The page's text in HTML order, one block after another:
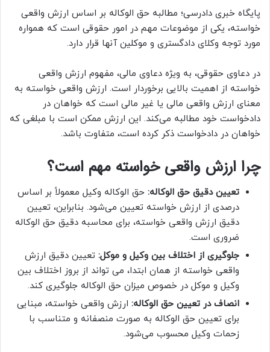
پایگاه خبری دادرسی؛ مطالبه حق الوکاله بر اساس ارزش واقعی
خواسته، یکی از موضوعات مهم در امور حقوقی است که همواره
مورد توجه وکلای دادگستری و موکلین آنها قرار دارد.
در دعاوی حقوقی، به ویژه دعاوی مالی، مفهوم ارزش واقعی
خواسته از اهمیت بالایی برخوردار است. ارزش واقعی خواسته به
معنای ارزش واقعی مالی یا غیر مالی است که خواهان در
دادخواست خود مطالبه می‌کند. این ارزش ممکن است با مبلغی که
خواهان در دادخواست ذکر کرده است، متفاوت باشد.
چرا ارزش واقعی خواسته مهم است؟
تعیین دقیق حق الوکاله: حق الوکاله وکیل معمولاً بر اساس
درصدی از ارزش خواسته تعیین می‌شود. بنابراین، تعیین
دقیق ارزش واقعی خواسته، برای محاسبه دقیق حق الوکاله
ضروری است.
جلوگیری از اختلاف بین وکیل و موکل: تعیین دقیق ارزش
واقعی خواسته از همان ابتدا، می تواند از بروز اختلاف بین
وکیل و موکل در خصوص میزان حق الوکاله جلوگیری کند.
انصاف در تعیین حق الوکاله: ارزش واقعی خواسته، مبنایی
برای تعیین حق الوکاله به صورت منصفانه و متناسب با
زحمات وکیل محسوب می‌شود.